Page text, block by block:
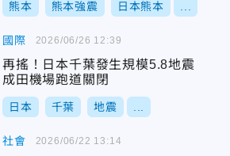
熊本 熊本強震 日本熊本
國際
再搖！日本千葉發生規模5.8地震
成田機場跑道關閉
日本 千葉 地震
2026/06/26 12:39
社會 2026/06/22 13:14